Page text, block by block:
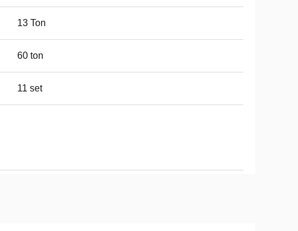
13 Ton
60 ton
11 set